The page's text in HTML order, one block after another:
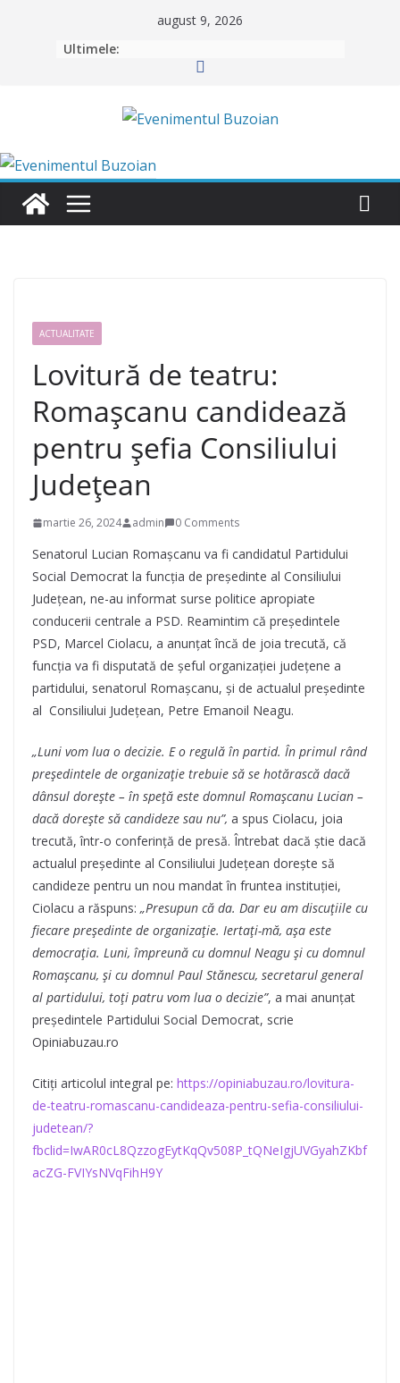
august 9, 2026
Ultimele:
ACTUALITATE
Lovitură de teatru:
Romașcanu candidează
pentru șefia Consiliului
Județean
martie 26, 2024 admin 0 Comments
Senatorul Lucian Romașcanu va fi candidatul Partidului
Social Democrat la funcția de președinte al Consiliului
Județean, ne-au informat surse politice apropiate
conducerii centrale a PSD. Reamintim că președintele
PSD, Marcel Ciolacu, a anunțat încă de joia trecută, că
funcția va fi disputată de șeful organizației județene a
partidului, senatorul Romașcanu, și de actualul președinte
al Consiliului Județean, Petre Emanoil Neagu.
„Luni vom lua o decizie. E o regulă în partid. În primul rând
președintele de organizație trebuie să se hotărască dacă
dânsul dorește – în speță este domnul Romașcanu Lucian –
dacă dorește să candideze sau nu”, a spus Ciolacu, joia
trecută, într-o conferință de presă. Întrebat dacă știe dacă
actualul președinte al Consiliului Județean dorește să
candideze pentru un nou mandat în fruntea instituției,
Ciolacu a răspuns: „Presupun că da. Dar eu am discuțiile cu
fiecare președinte de organizație. Iertați-mă, așa este
democrația. Luni, împreună cu domnul Neagu și cu domnul
Romașcanu, și cu domnul Paul Stănescu, secretarul general
al partidului, toți patru vom lua o decizie”, a mai anunțat
președintele Partidului Social Democrat, scrie
Opiniabuzau.ro
Citiți articolul integral pe: https://opiniabuzau.ro/lovitura-
de-teatru-romascanu-candideaza-pentru-sefia-consiliului-
judetean/?
fbclid=IwAR0cL8QzzogEytKqQv508P_tQNeIgjUVGyahZKbf
acZG-FVIYsNVqFihH9Y